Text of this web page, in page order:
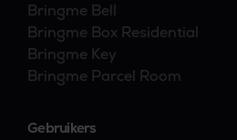
Bringme Bell
Bringme Box Residential
Bringme Key
Bringme Parcel Room
Gebruikers